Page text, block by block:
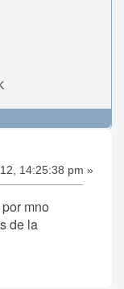
14:25:38 pm »
mno
de la